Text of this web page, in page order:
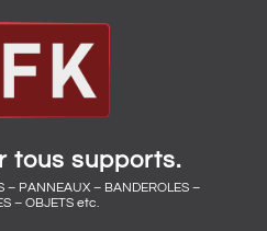
tous supports.
– PANNEAUX – BANDEROLES –
– OBJETS etc.